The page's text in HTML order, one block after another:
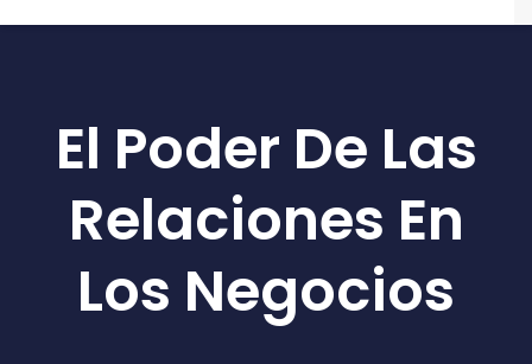
El Poder De Las
Relaciones En
Los Negocios